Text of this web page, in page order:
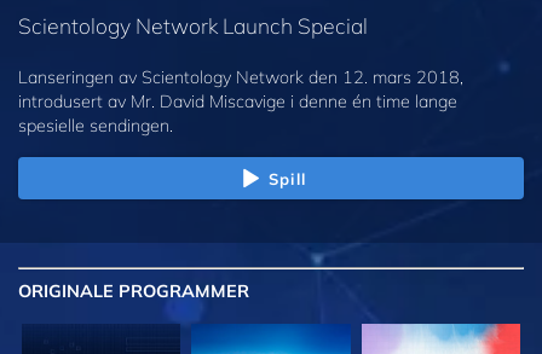
Scientology Network Launch Special
Lanseringen av Scientology Network den 12. mars 2018,
introdusert av Mr. David Miscavige i denne én time lange
spesielle sendingen.
Spill
ORIGINALE PROGRAMMER